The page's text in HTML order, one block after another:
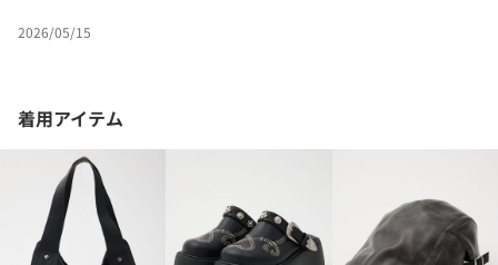
2026/05/15
着用アイテム